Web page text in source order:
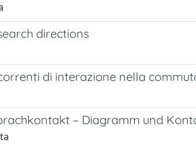
directions
di interazione nella
– Diagramm und